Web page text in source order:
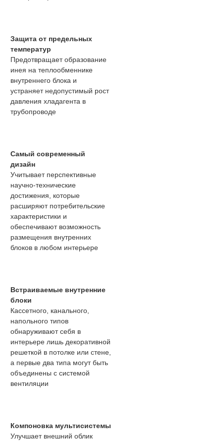
Защита от предельных
температур
Предотвращает образование
инея на теплообменнике
внутреннего блока и
устраняет недопустимый рост
давления хладагента в
трубопроводе
Самый современный
дизайн
Учитывает перспективные
научно-технические
достижения, которые
расширяют потребительские
характеристики и
обеспечивают возможность
размещения внутренних
блоков в любом интерьере
Встраиваемые внутренние
блоки
Кассетного, канального,
напольного типов
обнаруживают себя в
интерьере лишь декоративной
решеткой в потолке или стене,
а первые два типа могут быть
объединены с системой
вентиляции
Компоновка мультисистемы
Улучшает внешний облик